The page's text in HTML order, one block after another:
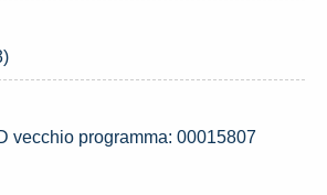
vecchio programma: 00015807